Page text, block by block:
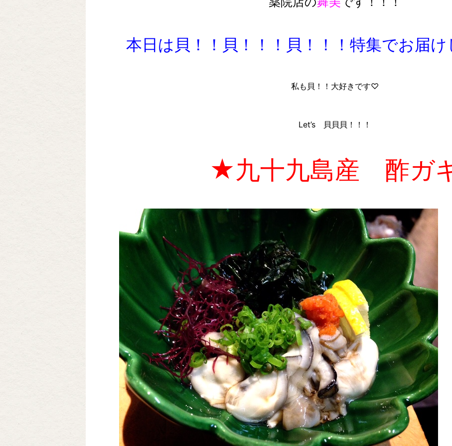
本日は貝！！貝！！！貝！！！特集でお届け
私も貝！！大好きです♡
Let’s 貝貝貝！！！
★九十九島産 酢ガ